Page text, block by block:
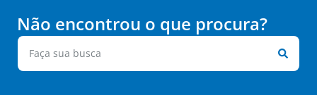
Não encontrou o que procura?